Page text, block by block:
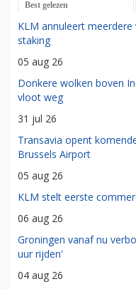
Best gelezen
KLM annuleert
staking
05 aug 26
Donkere wolken boven
vloot weg
31 jul 26
Transavia opent
Brussels Airport
05 aug 26
KLM stelt eerste
06 aug 26
Groningen vanaf nu
uur rijden'
04 aug 26